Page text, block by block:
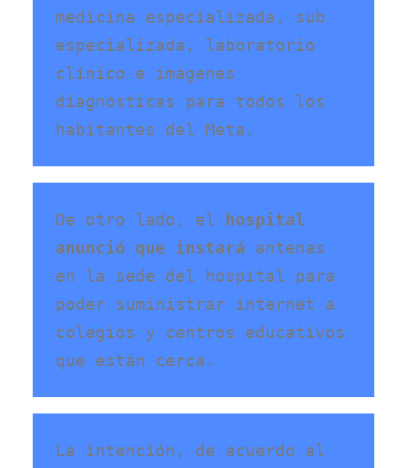
medicina especializada, sub
especializada, laboratorio
clínico e imágenes
diagnósticas para todos los
habitantes del Meta.
De otro lado, el
hospital
anunció que instará antenas
en la sede del hospital para
poder suministrar internet a
colegios y centros educativos
que están cerca.
La intención, de acuerdo al